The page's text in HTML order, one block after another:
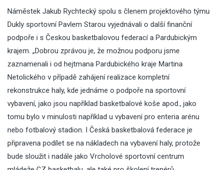
Náměstek Jakub Rychtecký spolu s členem projektového týmu
Dukly sportovní Pavlem Starou vyjednávali o další finanční
podpoře i s Českou basketbalovou federací a Pardubickým
krajem. „Dobrou zprávou je, že možnou podporu jsme
zaznamenali i od hejtmana Pardubického kraje Martina
Netolického v případě zahájení realizace kompletní
rekonstrukce haly, kde jednáme o podpoře na sportovní
vybavení, jako jsou například basketbalové koše apod., jako
tomu bylo v minulosti například u vybavení pro enteria arénu
nebo fotbalový stadion. I Česká basketbalová federace je
připravena podílet se na nákladech na vybavení haly, protože
bude sloužit i nadále jako Vrcholové sportovní centrum